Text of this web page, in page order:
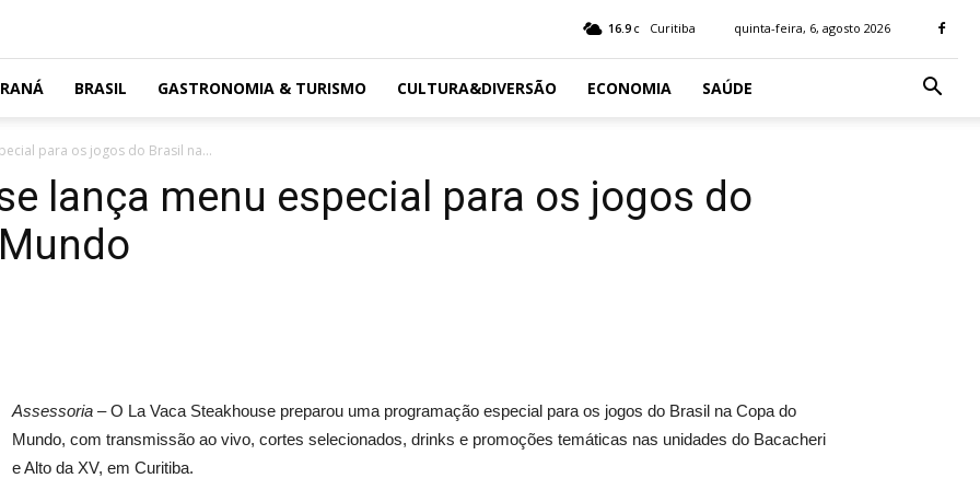
16.9 C Curitiba quinta-feira, 6, agosto 2026
BRASIL GASTRONOMIA & TURISMO CULTURA&DIVERSÃO ECONOMIA SAÚDE
para os jogos do Brasil na...
lança menu especial para os jogos do
Assessoria –O La Vaca Steakhouse preparou uma programação especial para os jogos do Brasil na Copa do
Mundo, com transmissão ao vivo, cortes selecionados, drinks e promoções temáticas nas unidades do Bacacheri
e Alto da XV, em Curitiba.